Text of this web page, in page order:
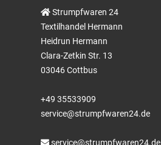
Strumpfwaren 24
Textilhandel Hermann
Heidrun Hermann
Clara-Zetkin Str. 13
03046 Cottbus
+49 35533909
service@strumpfwaren24.de
service@strumpfwaren24.de